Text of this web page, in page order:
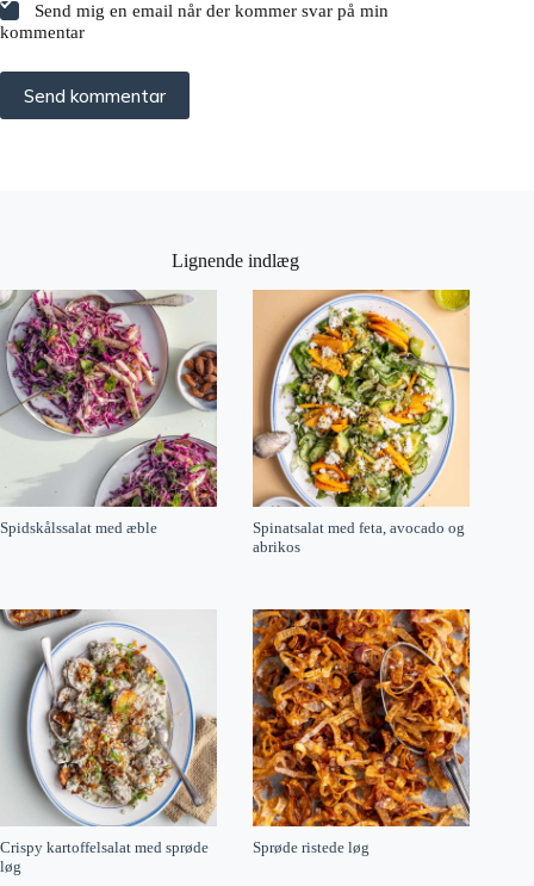
Send mig en email når der kommer svar på min
kommentar
Send kommentar
Lignende indlæg
Spidskålssalat med æble
Spinatsalat med feta, avocado og
abrikos
Crispy kartoffelsalat med sprøde
løg
Sprøde ristede løg